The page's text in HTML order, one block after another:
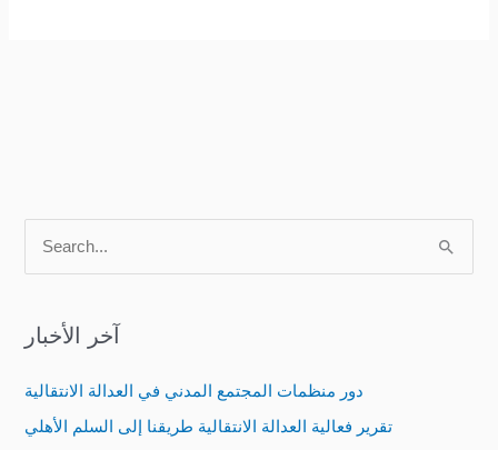
r
آخر الأخبار
دور منظمات المجتمع المدني في العدالة الانتقالية
تقرير فعالية العدالة الانتقالية طريقنا إلى السلم الأهلي